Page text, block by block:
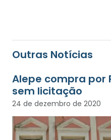
Outras Notícias
Alepe compra por
sem licitação
24 de dezembro de 2020